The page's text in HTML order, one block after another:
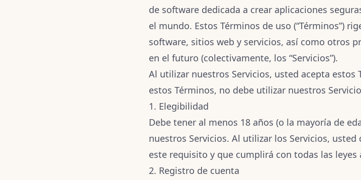
de software dedicada a crear aplicaciones
el mundo. Estos Términos de uso (“Términos”)
software, sitios web y servicios, así como otros
en el futuro (colectivamente, los “Servicios”).
Al utilizar nuestros Servicios, usted acepta estos
estos Términos, no debe utilizar nuestros
1. Elegibilidad
Debe tener al menos 18 años (o la mayoría de
nuestros Servicios. Al utilizar los Servicios,
este requisito y que cumplirá con todas las leyes
2. Registro de cuenta